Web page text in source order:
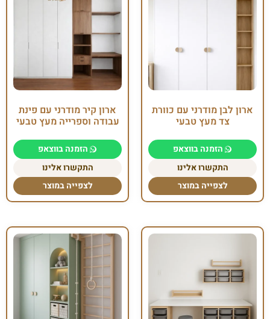
ארון לבן מודרני עם כוורת
צד מעץ טבעי
הזמנה בווצאפ
התקשרו אלינו
לצפייה במוצר
ארון קיר מודרני עם פינת
עבודה וספרייה מעץ טבעי
הזמנה בווצאפ
התקשרו אלינו
לצפייה במוצר